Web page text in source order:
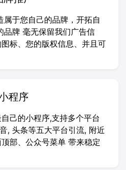
于您自己的品牌，开拓自
品牌 毫无保留我们广告信
标、您的版权信息、并且可
程序
己的小程序,支持多个平台
, 头条等五大平台引流, 附近
部、公众号菜单 带来稳定